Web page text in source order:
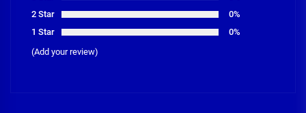
2 Star
0%
1 Star
0%
(Add your review)